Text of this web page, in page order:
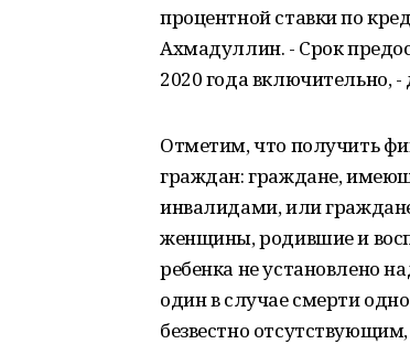
процентной ставки по
Ахмадуллин. - Срок
2020 года включительно,
Отметим, что получить
граждан: граждане,
инвалидами, или
женщины, родившие и
ребенка не установлено
один в случае смерти
безвестно